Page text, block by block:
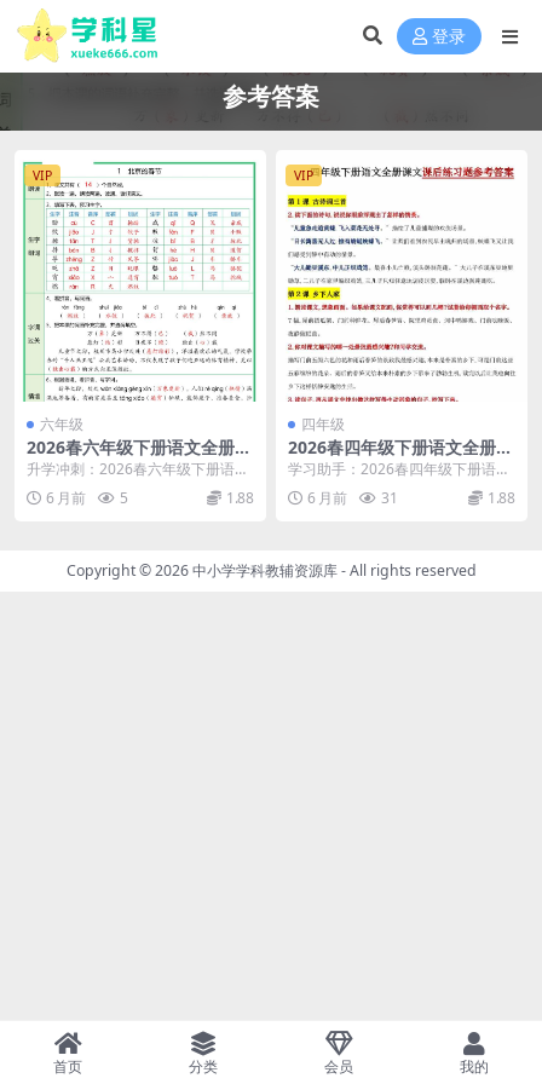
登录
参考答案
VIP
六年级
2026春六年级下册语文全册预
习单同步考点讲义含参考答案
电子版资料
升学冲刺：2026春六年级下册语文
全册预习单及参考答案深度解析 各
位家长和同学们...
6 月前 5 1.88
VIP
四年级
2026春四年级下册语文全册同
步课后练习题参考答案及重难
点解析电子版
学习助手：2026春四年级下册语文
全册课后练习题参考答案全集 大家
好，我是学科星...
6 月前 31 1.88
Copyright © 2026中小学学科教辅资源库- All rights reserved
首页 分类 会员 我的